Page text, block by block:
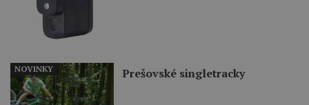
Prešovské singletracky
NOVINKY